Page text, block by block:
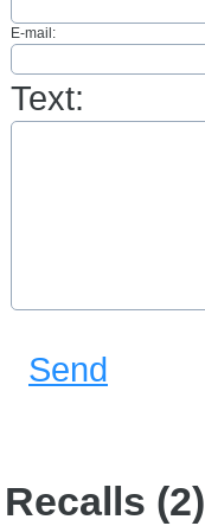
E-mail:
Text:
Send
Recalls (2)